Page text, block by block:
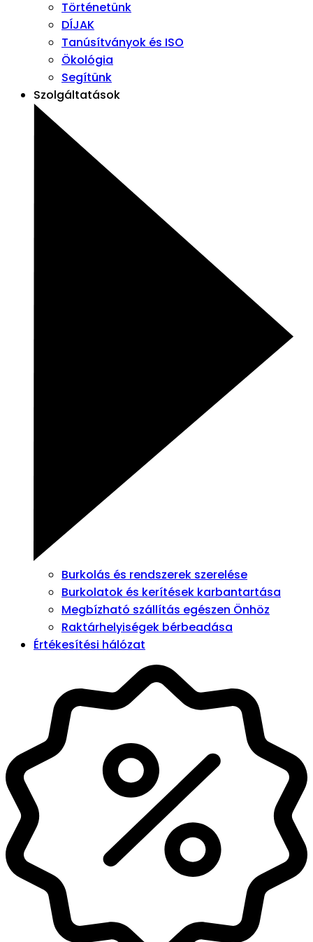
Történetünk
DÍJAK
Tanúsítványok és ISO
Ökológia
Segítünk
Szolgáltatások
Burkolás és rendszerek szerelése
Burkolatok és kerítések karbantartása
Megbízható szállítás egészen Önhöz
Raktárhelyiségek bérbeadása
Értékesítési hálózat